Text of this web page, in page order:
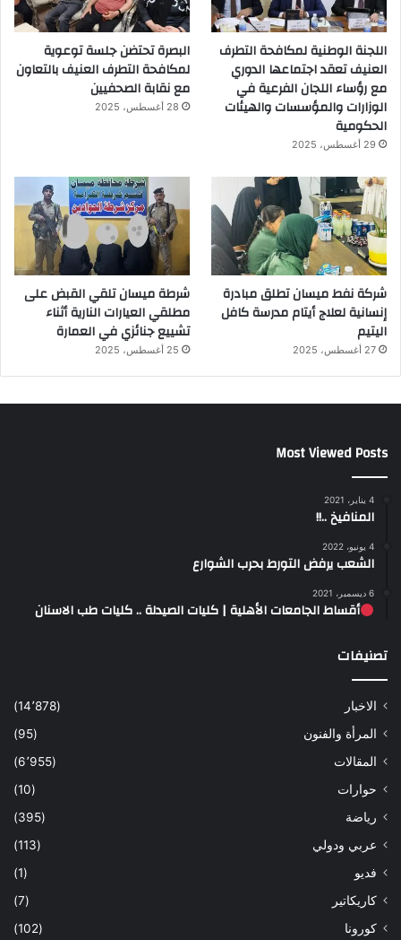
اللجنة الوطنية لمكافحة التطرف
العنيف تعقد اجتماعها الدوري
مع رؤساء اللجان الفرعية في
الوزارات والمؤسسات والهيئات
الحكومية
29 أغسطس، 2025
البصرة تحتضن جلسة توعوية
لمكافحة التطرف العنيف بالتعاون
مع نقابة الصحفيين
28 أغسطس، 2025
شركة نفط ميسان تطلق مبادرة
إنسانية لعلاج أيتام مدرسة كافل
اليتيم
27 أغسطس، 2025
شرطة ميسان تلقي القبض على
مطلقي العيارات النارية أثناء
تشييع جنائزي في العمارة
25 أغسطس، 2025
Most Viewed Posts
4 يناير، 2021
المنافيخ ..!!
4 يونيو، 2022
الشعب يرفض التورط بحرب الشوارع
6 ديسمبر، 2021
أقساط الجامعات الأهلية | كليات الصيدلة .. كليات طب الاسنان
تصنيفات
الاخبار
(14٬878)
المرأة والفنون
(95)
المقالات
(6٬955)
حوارات
(10)
رياضة
(395)
عربي ودولي
(113)
فديو
(1)
كاريكاتير
(7)
كورونا
(102)